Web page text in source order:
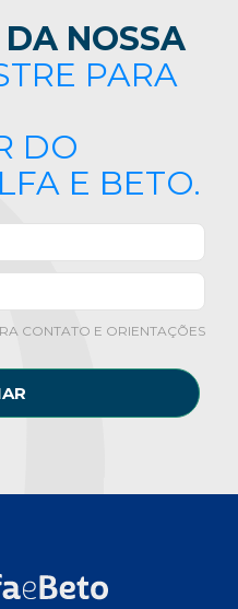
NOSSA
PARA
DO
E BETO.
CONTATO E ORIENTAÇÕES